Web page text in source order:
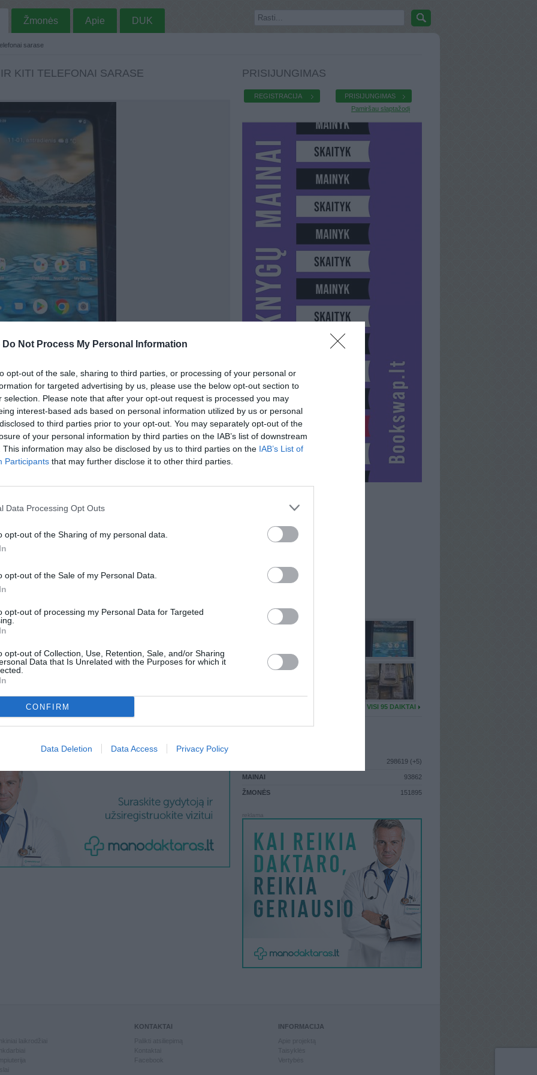
Do Not Process My Personal Information
opt-out of the sale, sharing to third parties, or processing of your personal or
for targeted advertising by us, please use the below opt-out section to
selection. Please note that after your opt-out request is processed you may
interest-based ads based on personal information utilized by us or personal
to third parties prior to your opt-out. You may separately opt-out of the
of your personal information by third parties on the IAB’s list of downstream
This information may also be disclosed by us to third parties on the IAB’s List of
Participants that may further disclose it to other third parties.
Data Processing Opt Outs
opt-out of the Sharing of my personal data.
opt-out of the Sale of my Personal Data.
opt-out of processing my Personal Data for Targeted
opt-out of Collection, Use, Retention, Sale, and/or Sharing
Data that Is Unrelated with the Purposes for which it
CONFIRM
Data Deletion Data Access Privacy Policy
Žmonės Apie DUK
sarase
KITI TELEFONAI SARASE
MIESTASVilnius
laiko
2
pat
be
KAINA
PARDUOČIAU UŽ
KREPŠĮ
PRISIJUNGIMAS
REGISTRACIJA
PRISIJUNGIMAS
Pamiršau slaptažodį
DMITRIJUS80
ATLIKO MAINŲ
DAUGIAU DAIKTŲ
VISI 95 DAIKTAI
298619 (+5)
MAINAI 93862
ŽMONĖS 151895
KONTAKTAI
Kontaktai
INFORMACIJA